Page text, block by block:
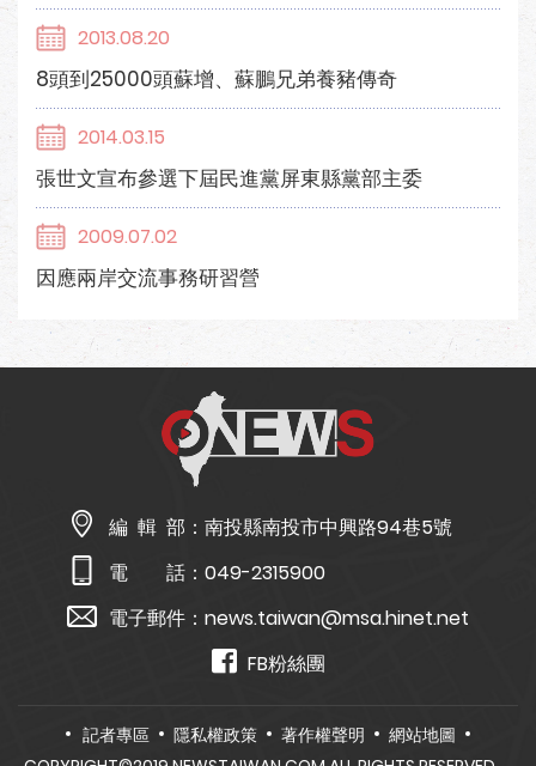
2013.08.20
8頭到25000頭蘇增、蘇鵬兄弟養豬傳奇
2014.03.15
張世文宣布參選下屆民進黨屏東縣黨部主委
2009.07.02
因應兩岸交流事務研習營
編 輯 部： 南投縣南投市中興路94巷5號
電 話： 049-2315900
電子郵件： news.taiwan@msa.hinet.net
FB粉絲團
記者專區 隱私權政策 著作權聲明
網站地圖